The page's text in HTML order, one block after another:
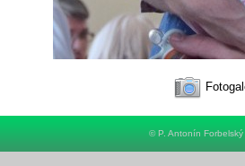
© P. Antonín